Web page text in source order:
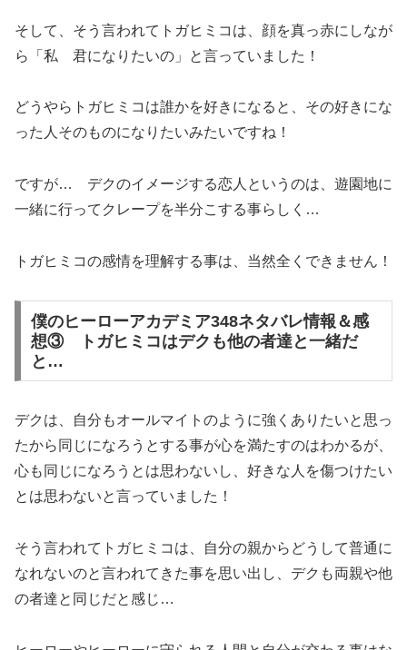
そして、そう言われてトガヒミコは、顔を真っ赤にしなが
ら「私 君になりたいの」と言っていました！
どうやらトガヒミコは誰かを好きになると、その好きにな
った人そのものになりたいみたいですね！
ですが… デクのイメージする恋人というのは、遊園地に
一緒に行ってクレープを半分こする事らしく…
トガヒミコの感情を理解する事は、当然全くできません！
僕のヒーローアカデミア348ネタバレ情報＆感
想③ トガヒミコはデクも他の者達と一緒だ
と…
デクは、自分もオールマイトのように強くありたいと思っ
たから同じになろうとする事が心を満たすのはわかるが、
心も同じになろうとは思わないし、好きな人を傷つけたい
とは思わないと言っていました！
そう言われてトガヒミコは、自分の親からどうして普通に
なれないのと言われてきた事を思い出し、デクも両親や他
の者達と同じだと感じ…